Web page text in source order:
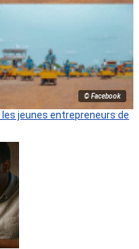
© Facebook
jeunes entrepreneurs de